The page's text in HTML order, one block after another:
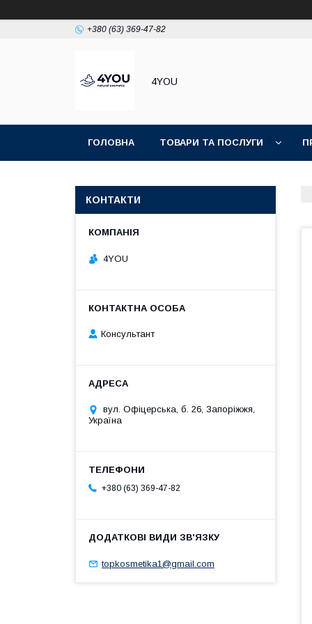
+380 (63) 369-47-82
4YOU
ГОЛОВНА ТОВАРИ ТА ПОСЛУГИ
КОНТАКТИ
4YOU
Консультант
вул. Офіцерська, б. 26, Запоріжжя,
Україна
+380 (63) 369-47-82
topkosmetika1@gmail.com